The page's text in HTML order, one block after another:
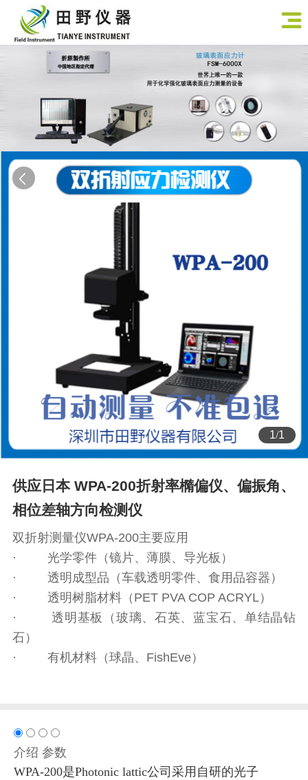
1/1
供应日本 WPA-200折射率橢偏仪、偏振角、
相位差轴方向检测仪
双折射测量仪WPA-200主要应用
· 光学零件（镜片、薄膜、导光板）
· 透明成型品（车载透明零件、食用品容器）
· 透明树脂材料（PET PVA COP ACRYL）
· 透明基板（玻璃、石英、蓝宝石、单结晶钻
石）
· 有机材料（球晶、FishEve）
介绍 参数
WPA-200是Photonic lattic公司采用自研的光子